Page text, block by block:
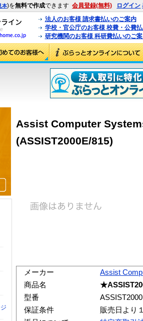
本)を無料で作成できます 会員登録(無料) ログイン
法人のお客様 請求書払いのご案内
学校・官公庁のお客様 校費・公費
研究機関のお客様 科研費払いのご
Assist Computer
(ASSIST2000E/815)
メーカー
Assist
商品名
型番
保証条件
販売日より